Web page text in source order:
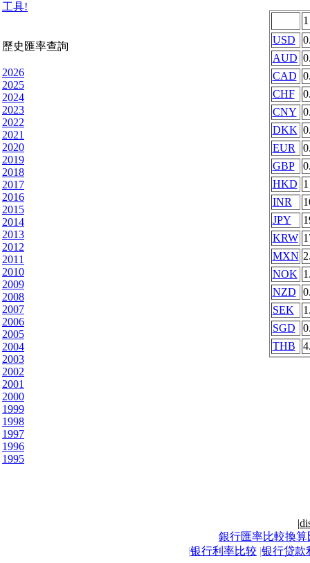
工具!
歷史匯率查詢
2026
2025
2024
2023
2022
2021
2020
2019
2018
2017
2016
2015
2014
2013
2012
2011
2010
2009
2008
2007
2006
2005
2004
2003
2002
2001
2000
1999
1998
1997
1996
1995
USD
AUD
CAD
CHF
CNY
DKK
EUR
GBP
HKD 1
INR
JPY
KRW
MXN
NOK
NZD
SEK
SGD
THB
|
銀行匯率比較換算
|银行利率比较 |银行贷款